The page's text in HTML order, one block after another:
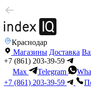
Краснодар
Магазины Доставка
+7 (861) 203-39-59
Max
Telegram
+7 (861) 203-39-59